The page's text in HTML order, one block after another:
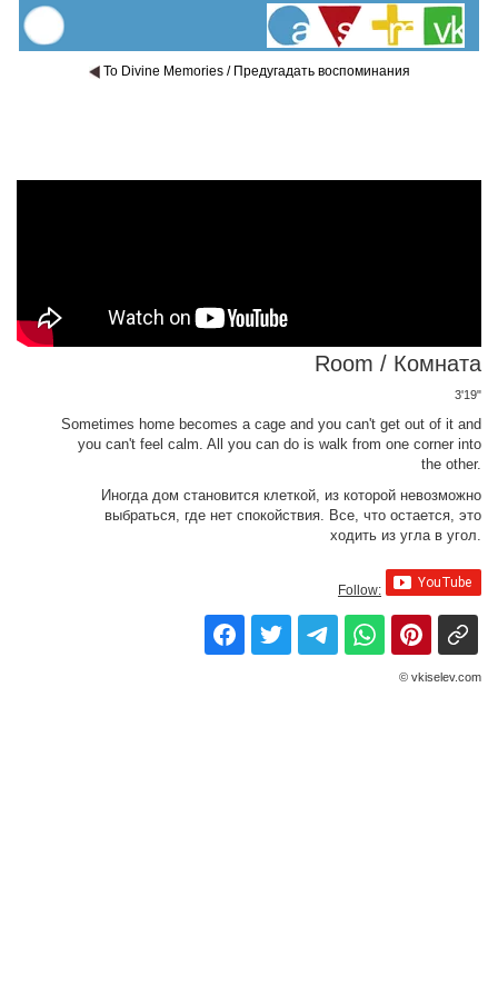
To Divine Memories / Предугадать воспоминания
Room / Комната
3'19"
Sometimes home becomes a cage and you can't get out of it and
you can't feel calm. All you can do is walk from one corner into
the other.
Иногда дом становится клеткой, из которой невозможно
выбраться, где нет спокойствия. Все, что остается, это
ходить из угла в угол.
Follow:
© vkiselev.com